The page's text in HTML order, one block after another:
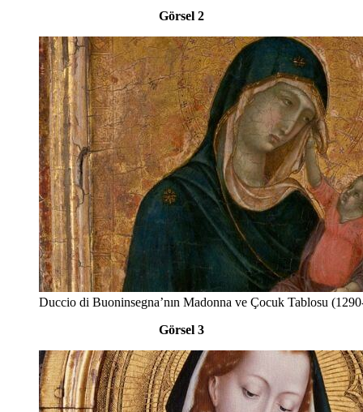
Görsel 2
Duccio di Buoninsegna’nın Madonna ve Çocuk Tablosu
Görsel 3